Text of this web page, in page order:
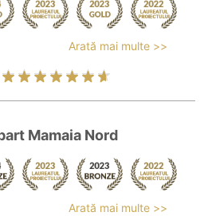
Arată mai multe >>
Mamaia Nord
Arată mai multe >>